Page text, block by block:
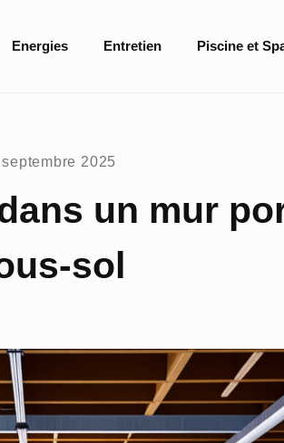
Energies Entretien Piscine et
2025
un mur
sol